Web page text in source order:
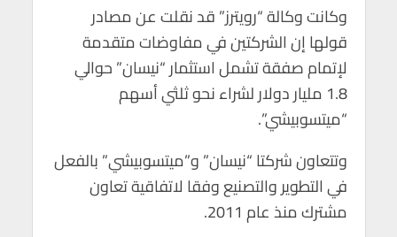
وكانت وكالة “رويترز” قد نقلت عن مصادر
قولها إن الشركتين في مفاوضات متقدمة
لإتمام صفقة تشمل استثمار “نيسان” حوالي
1.8 مليار دولار لشراء نحو ثلثي أسهم
“ميتسوبيشي”.
وتتعاون شركتا “نيسان” و”ميتسوبيشي” بالفعل
في التطوير والتصنيع وفقا لاتفاقية تعاون
مشترك منذ عام 2011.